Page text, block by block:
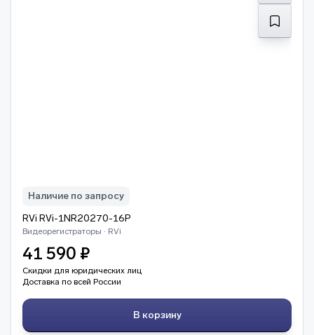
Наличие по запросу
RVi RVi-1NR20270-16P
Видеорегистраторы · RVi
41 590 ₽
Скидки для юридических лиц
Доставка по всей России
В корзину